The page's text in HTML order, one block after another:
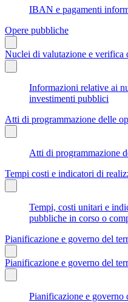
IBAN e pagamenti
Opere pubbliche
Nuclei di valutazione e verifica
Informazioni relative ai
investimenti pubblici
Atti di programmazione delle
Atti di programmazione
Tempi costi e indicatori di
Tempi, costi unitari e
pubbliche in corso o
Pianificazione e governo del
Pianificazione e governo del
Pianificazione e governo